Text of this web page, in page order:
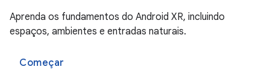
Aprenda os fundamentos do Android XR, incluindo
espaços, ambientes e entradas naturais.
Começar